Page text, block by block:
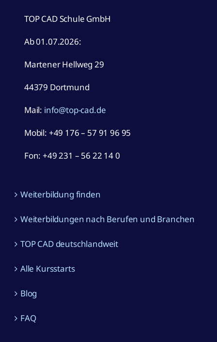
TOP CAD Schule GmbH
Ab 01.07.2026:
Martener Hellweg 29
44379 Dortmund
Mail: info@top-cad.de
Mobil: +49 176 – 57 91 96 95
Fon: +49 231 – 56 22 14 0
Weiterbildung finden
Weiterbildungen nach Berufen und Branchen
TOP CAD deutschlandweit
Alle Kursstarts
Blog
FAQ